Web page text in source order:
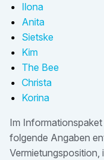
Ilona
Anita
Sietske
Kim
The Bee
Christa
Korina
Im
folgende Angaben
Vermietungsposition,